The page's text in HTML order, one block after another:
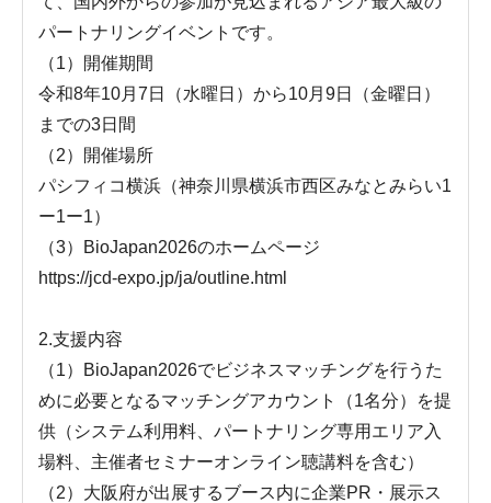
パートナリングイベントです。
（1）開催期間
令和8年10月7日（水曜日）から10月9日（金曜日）
までの3日間
（2）開催場所
パシフィコ横浜（神奈川県横浜市西区みなとみらい1
ー1ー1）
（3）BioJapan2026のホームページ
https://jcd-expo.jp/ja/outline.html
2.支援内容
（1）BioJapan2026でビジネスマッチングを行うた
めに必要となるマッチングアカウント（1名分）を提
供（システム利用料、パートナリング専用エリア入
場料、主催者セミナーオンライン聴講料を含む）
（2）大阪府が出展するブース内に企業PR・展示ス